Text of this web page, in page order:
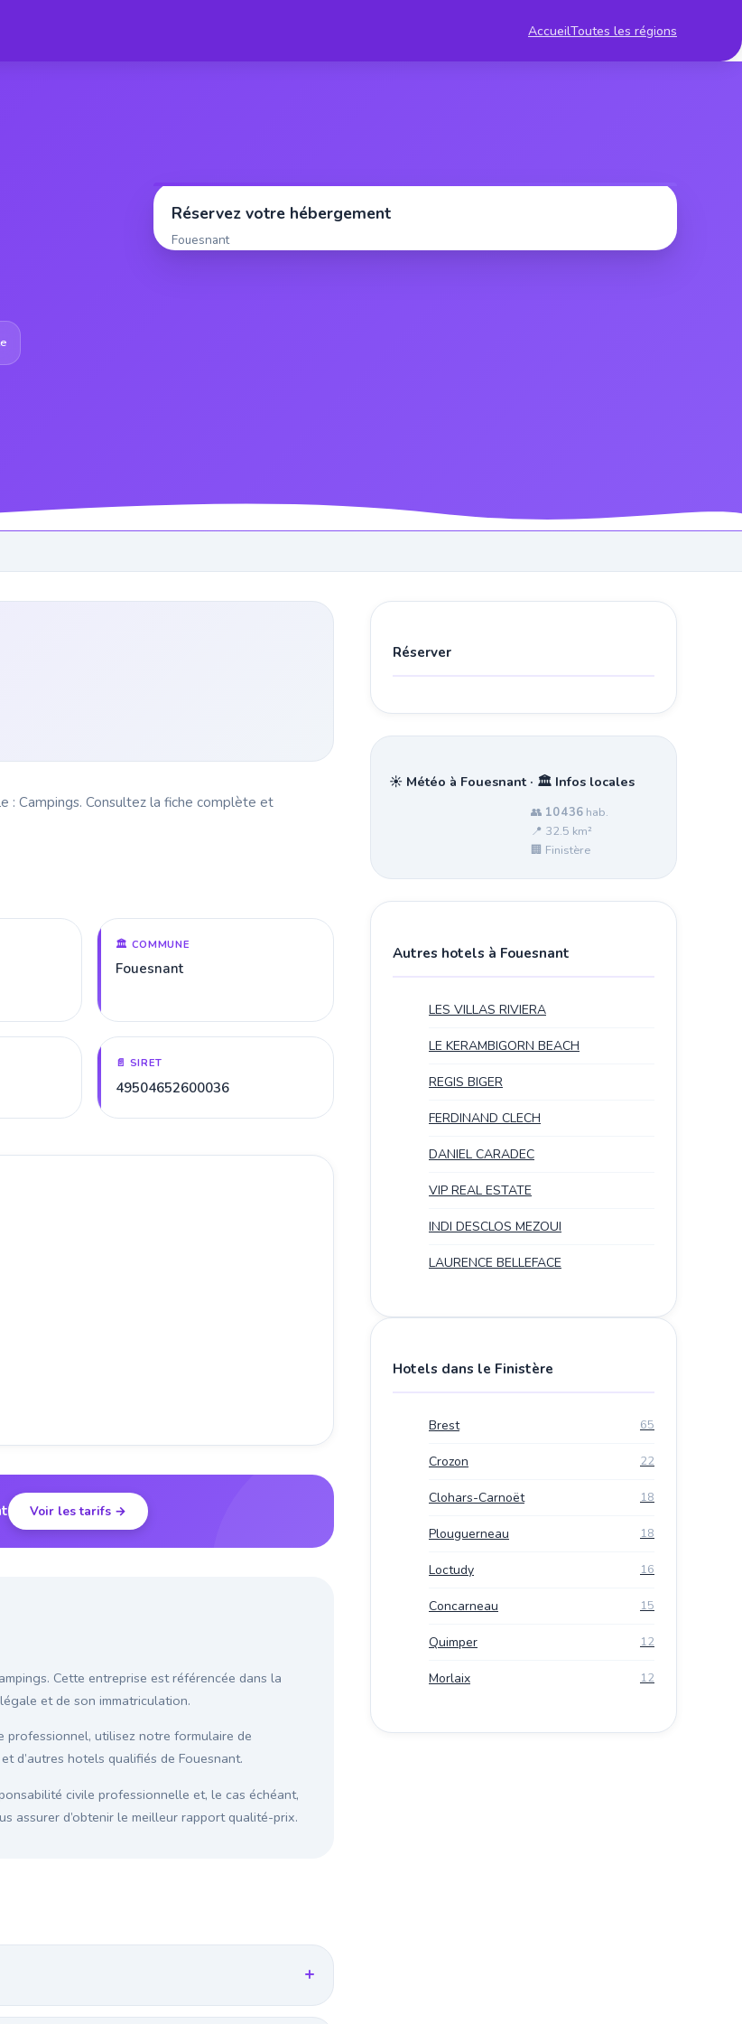
AccueilToutes les régions
Réservez votre hébergement
Fouesnant
: Campings. Consultez la fiche complète et
🏛️ COMMUNE
Fouesnant
📄 SIRET
49504652600036
Voir les tarifs →
Cette entreprise est référencée dans la
et de son immatriculation.
utilisez notre formulaire de
d’autres hotels qualifiés de Fouesnant.
civile professionnelle et, le cas échéant,
assurer d’obtenir le meilleur rapport qualité-prix.
Réserver
☀️ Météo à Fouesnant · 🏛️ Infos locales
👥 10 436 hab.
📍 32.5 km²
🏢 Finistère
Autres hotels à Fouesnant
LES VILLAS RIVIERA
LE KERAMBIGORN BEACH
REGIS BIGER
FERDINAND CLECH
DANIEL CARADEC
VIP REAL ESTATE
INDI DESCLOS MEZOUI
LAURENCE BELLEFACE
Hotels dans le Finistère
Brest 65
Crozon 22
Clohars-Carnoët 18
Plouguerneau 18
Loctudy 16
Concarneau 15
Quimper 12
Morlaix 12